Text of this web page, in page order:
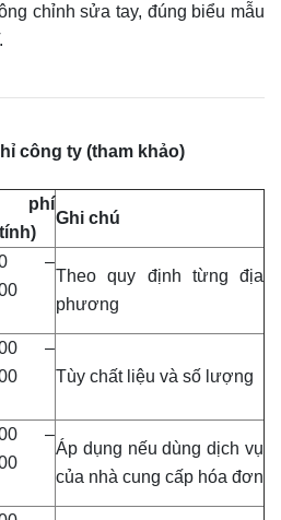
chỉnh sửa tay, đúng biểu mẫu
công ty (tham khảo)
phí
Ghi chú
–
Theo quy định từng địa
phương
–
Tùy chất liệu và số lượng
–
Áp dụng nếu dùng dịch vụ
của nhà cung cấp hóa đơn